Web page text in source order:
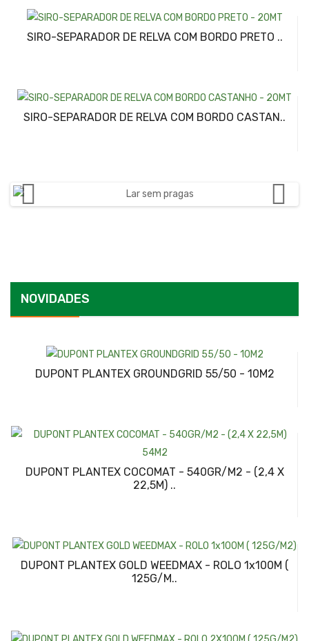
SIRO-SEPARADOR DE RELVA COM BORDO PRETO ..
SIRO-SEPARADOR DE RELVA COM BORDO CASTAN..
NOVIDADES
DUPONT PLANTEX GROUNDGRID 55/50 - 10M2
DUPONT PLANTEX COCOMAT - 540GR/M2 - (2,4 X
22,5M) ..
DUPONT PLANTEX GOLD WEEDMAX - ROLO 1x100M (
125G/M..